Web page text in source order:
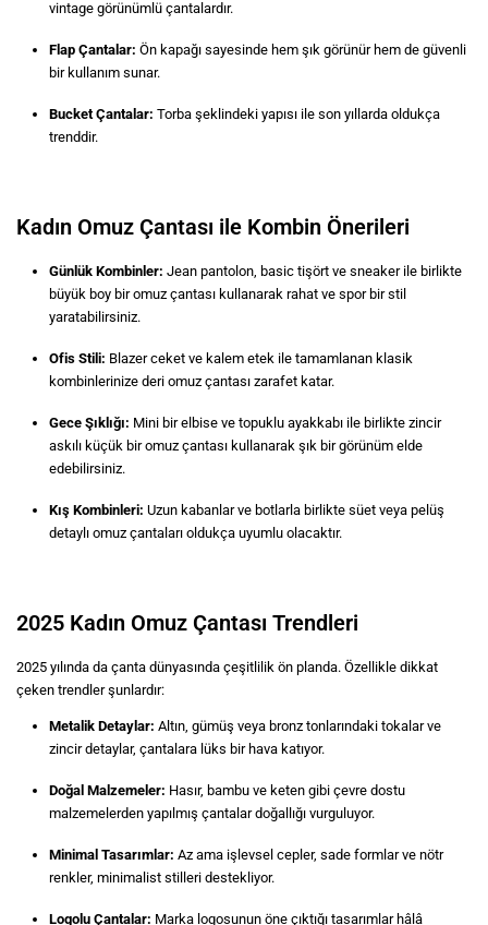
vintage görünümlü çantalardır.
Flap Çantalar: Ön kapağı sayesinde hem şık görünür hem de güvenli
bir kullanım sunar.
Bucket Çantalar: Torba şeklindeki yapısı ile son yıllarda oldukça
trenddir.
Kadın Omuz Çantası ile Kombin Önerileri
Günlük Kombinler: Jean pantolon, basic tişört ve sneaker ile birlikte
büyük boy bir omuz çantası kullanarak rahat ve spor bir stil
yaratabilirsiniz.
Ofis Stili: Blazer ceket ve kalem etek ile tamamlanan klasik
kombinlerinize deri omuz çantası zarafet katar.
Gece Şıklığı: Mini bir elbise ve topuklu ayakkabı ile birlikte zincir
askılı küçük bir omuz çantası kullanarak şık bir görünüm elde
edebilirsiniz.
Kış Kombinleri: Uzun kabanlar ve botlarla birlikte süet veya pelüş
detaylı omuz çantaları oldukça uyumlu olacaktır.
2025 Kadın Omuz Çantası Trendleri
2025 yılında da çanta dünyasında çeşitlilik ön planda. Özellikle dikkat
çeken trendler şunlardır:
Metalik Detaylar: Altın, gümüş veya bronz tonlarındaki tokalar ve
zincir detaylar, çantalara lüks bir hava katıyor.
Doğal Malzemeler: Hasır, bambu ve keten gibi çevre dostu
malzemelerden yapılmış çantalar doğallığı vurguluyor.
Minimal Tasarımlar: Az ama işlevsel cepler, sade formlar ve nötr
renkler, minimalist stilleri destekliyor.
Logolu Çantalar: Marka logosunun öne çıktığı tasarımlar hâlâ